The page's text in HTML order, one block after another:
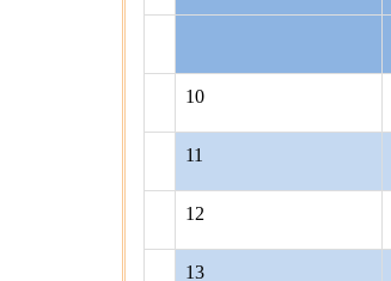
10
11
12
13